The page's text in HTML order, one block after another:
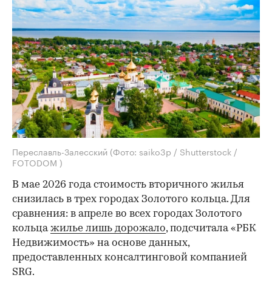
Переславль-Залесский (Фото: saiko3p / Shutterstock /
FOTODOM )
В мае 2026 года стоимость вторичного жилья
снизилась в трех городах Золотого кольца. Для
сравнения: в апреле во всех городах Золотого
кольцажилье лишь дорожало, подсчитала «РБК
Недвижимость» на основе данных,
предоставленных консалтинговой компанией
SRG.